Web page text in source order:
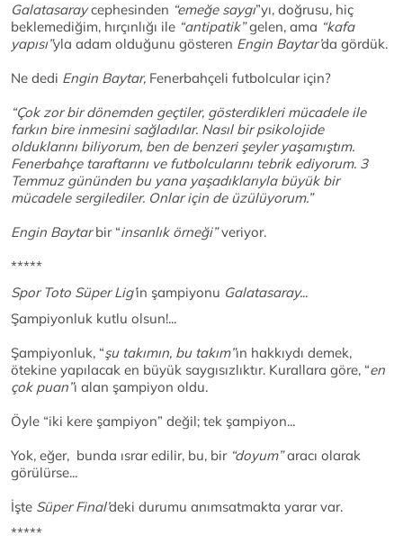
Galatasaraycephesinden “emeğe saygı”yı, doğrusu, hiç
beklemediğim, hırçınlığı ile “antipatik”gelen, ama “kafa
yapısı”yla adam olduğunu gösteren Engin Baytar’da gördük.
Ne dedi Engin Baytar, Fenerbahçeli futbolcular için?
“Çok zor bir dönemden geçtiler, gösterdikleri mücadele ile
farkın bire inmesini sağladılar. Nasıl bir psikolojide
olduklarını biliyorum, ben de benzeri şeyler yaşamıştım.
Fenerbahçe taraftarını ve futbolcularını tebrik ediyorum. 3
Temmuz gününden bu yana yaşadıklarıyla büyük bir
mücadele sergilediler. Onlar için de üzülüyorum.”
Engin Baytarbir “insanlık örneği”veriyor.
*****
Spor Toto Süper Lig’in şampiyonu Galatasaray...
Şampiyonluk kutlu olsun!...
Şampiyonluk, “şu takımın, bu takım”ın hakkıydı demek,
ötekine yapılacak en büyük saygısızlıktır. Kurallara göre, “en
çok puan”ı alan şampiyon oldu.
Öyle “iki kere şampiyon” değil; tek şampiyon...
Yok, eğer, bunda ısrar edilir, bu, bir“doyum”aracı olarak
görülürse...
İşte Süper Final’deki durumu anımsatmakta yarar var.
*****